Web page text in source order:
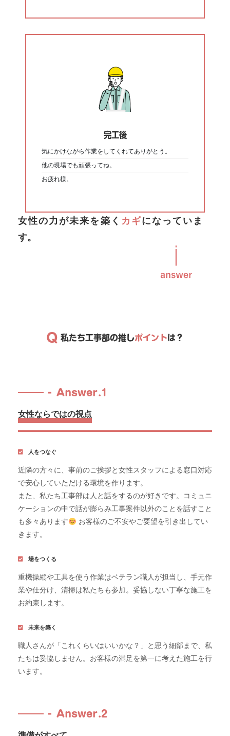
完工後
気にかけながら作業をしてくれてありがとう。
他の現場でも頑張ってね。
お疲れ様。
女性の力が未来を築く カギになっていま
す。
Q 私たち工事部の推しポイントは？
Answer.1
女性ならではの視点
人をつなぐ
近隣の方々に、事前のご挨拶と女性スタッフによる窓口対応
で安心していただける環境を作ります。
また、私たち工事部は人と話をするのが好きです。コミュニ
ケーションの中で話が膨らみ工事案件以外のことを話すこと
も多々あります
お客様のご不安やご要望を引き出してい
きます。
場をつくる
重機操縦や工具を使う作業はベテラン職人が担当し、手元作
業や仕分け、清掃は私たちも参加。妥協しない丁寧な施工を
お約束します。
未来を築く
職人さんが「これくらいはいいかな？」と思う細部まで、私
たちは妥協しません。お客様の満足を第一に考えた施工を行
います。
Answer.2